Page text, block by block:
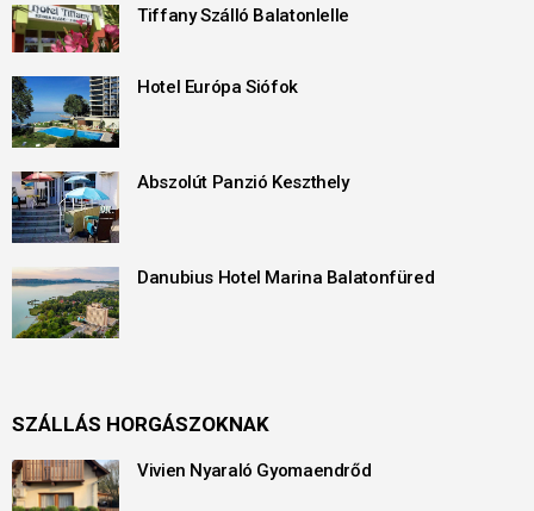
Tiffany Szálló Balatonlelle
Hotel Európa Siófok
Abszolút Panzió Keszthely
Danubius Hotel Marina Balatonfüred
SZÁLLÁS HORGÁSZOKNAK
Vivien Nyaraló Gyomaendrőd